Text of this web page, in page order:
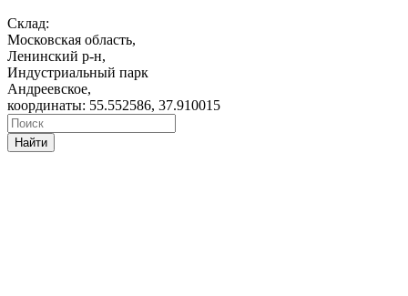
Склад:
Московская область,
Ленинский р-н,
Индустриальный парк
Андреевское,
координаты: 55.552586, 37.910015
Найти